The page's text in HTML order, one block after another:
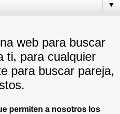
▼
web para buscar
ti, para cualquier
para buscar pareja,
permiten a nosotros los